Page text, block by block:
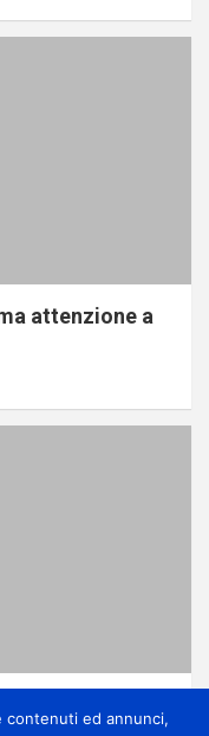
attenzione a
contenuti ed annunci,